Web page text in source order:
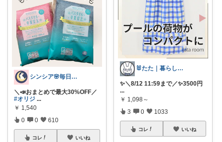
シンシア🌸毎日ハッピーな暮らし🍀
＼📣おまとめで最大30%OFF／
#オリジ ...
￥ 1,540
0 0 610
コレ いいね
🐰たた｜暮らしと子育て
✨＼8/12 11:59まで／✨3500円
...
￥ 1,098～
3 0 1033
コレ いいね